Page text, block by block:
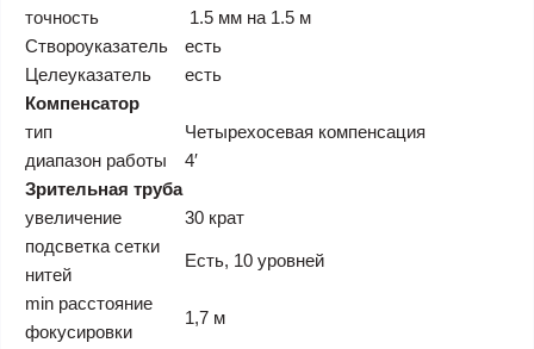
точность
1.5 мм на 1.5 м
Створоуказатель
есть
Целеуказатель
есть
Компенсатор
тип
Четырехосевая компенсация
диапазон работы
4′
Зрительная труба
увеличение
30 крат
подсветка сетки
нитей
Есть, 10 уровней
min расстояние
фокусировки
1,7 м